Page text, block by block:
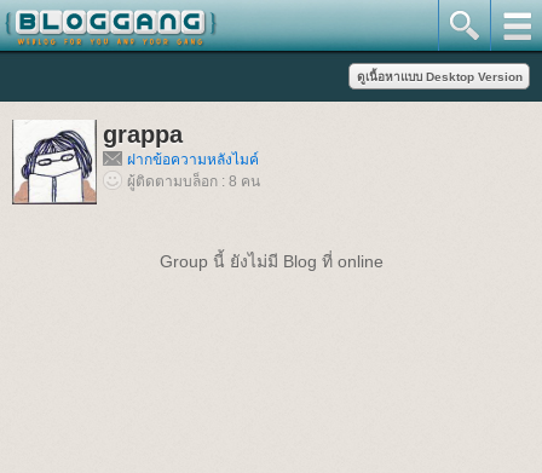
grappa
ฝากข้อความหลังไมค์
ผู้ติดตามบล็อก : 8 คน
Group นี้ ยังไม่มี Blog ที่ online